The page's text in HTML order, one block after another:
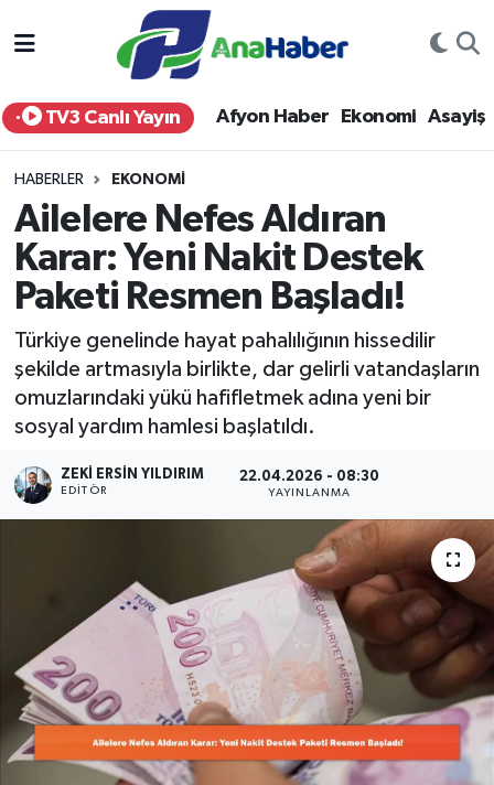
TV3 Canlı Yayın Afyon Haber Ekonomi Asayiş
HABERLER EKONOMI
Ailelere Nefes Aldıran
Karar: Yeni Nakit Destek
Paketi Resmen Başladı!
Türkiye genelinde hayat pahalılığının hissedilir
şekilde artmasıyla birlikte, dar gelirli vatandaşların
omuzlarındaki yükü hafifletmek adına yeni bir
sosyal yardım hamlesi başlatıldı.
ZEKI ERSIN YILDIRIM
EDITÖR
22.04.2026 - 08:30
YAYINLANMA
Yurt Haber
Afyon Haber
Siyaset
Spor
Eğitim
Sağlık
Teknoloji
Yaşam
Afyonkarahisar Nöbetçi Eczaneler
Afyonkarahisar Hava Durumu
Afyonkarahisar Trafik Yoğunluk Haritası
Süper Lig Puan Durumu ve Fikstür
Tüm Manşetler
Son Dakika Haberleri
Haber Arşivi